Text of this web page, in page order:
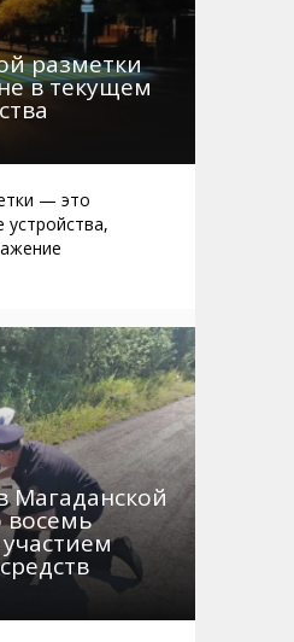
разметки
в текущем
— это
Магаданской
восемь